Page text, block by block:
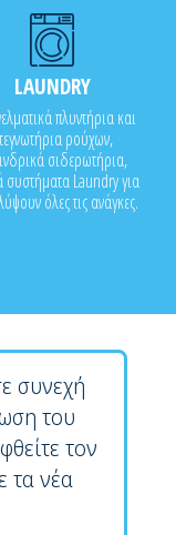
LAUNDRY
πλυντήρια και
ρούχων,
σιδερωτήρια,
συστήματα Laundry για
όλες τις ανάγκες.
συνεχή
του
τον
τα νέα